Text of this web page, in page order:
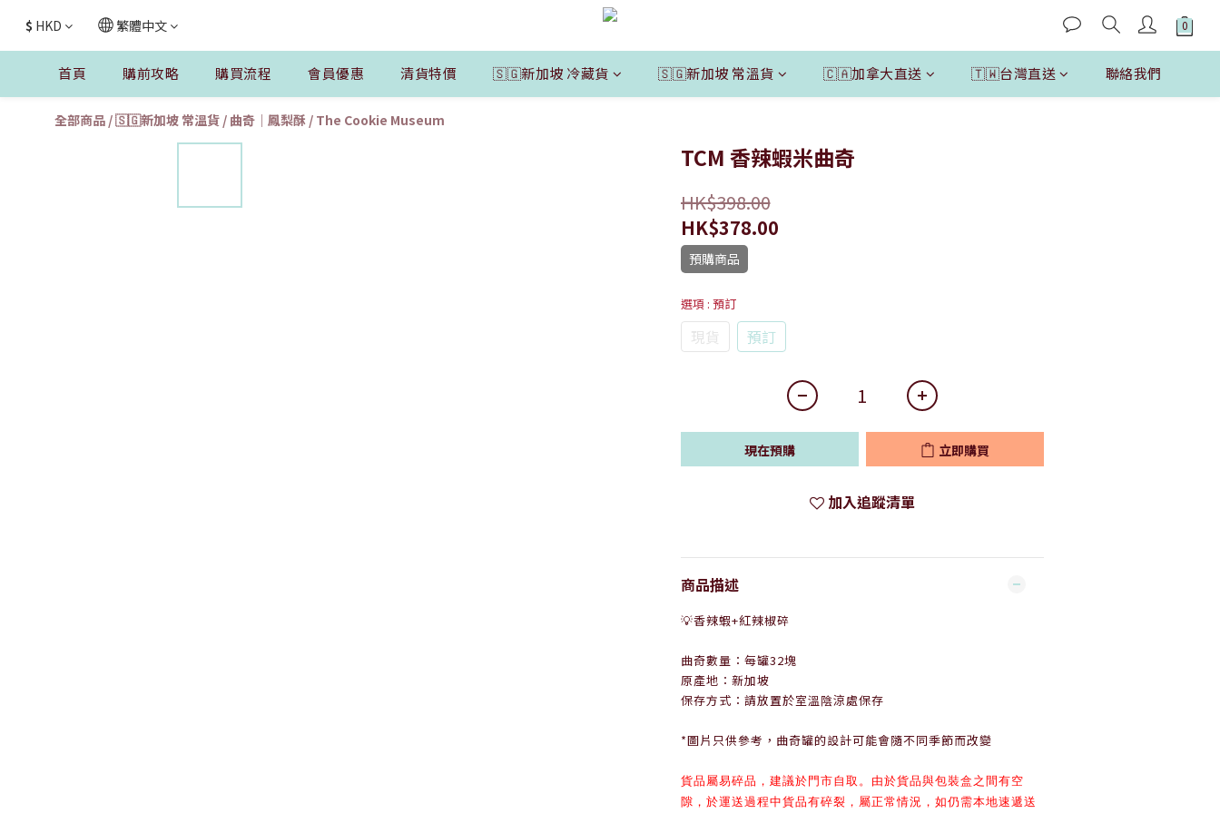
$ HKD 繁體中文
首頁 購前攻略 購買流程 會員優惠 清貨特價 🇸🇬新加坡 冷藏貨 🇸🇬新加坡 常溫貨 🇨🇦加拿大直送 🇹🇼台灣直送 聯絡我們
全部商品 /🇸🇬新加坡 常溫貨 / 曲奇｜鳳梨酥 / The Cookie Museum
TCM 香辣蝦米曲奇
HK$398.00
HK$378.00
預購商品
選項 : 預訂
現貨 預訂
現在預購 立即購買
加入追蹤清單
商品描述
💡香辣蝦+紅辣椒碎
曲奇數量：每罐32塊
原產地：新加坡
保存方式：請放置於室溫陰涼處保存
*圖片只供參考，曲奇罐的設計可能會隨不同季節而改變
貨品 屬易碎品， 建議於門市自取。 由於貨品與包裝盒之間有空
隙，於運送過程中貨品有碎裂，屬正常情況， 如仍需本地速遞送